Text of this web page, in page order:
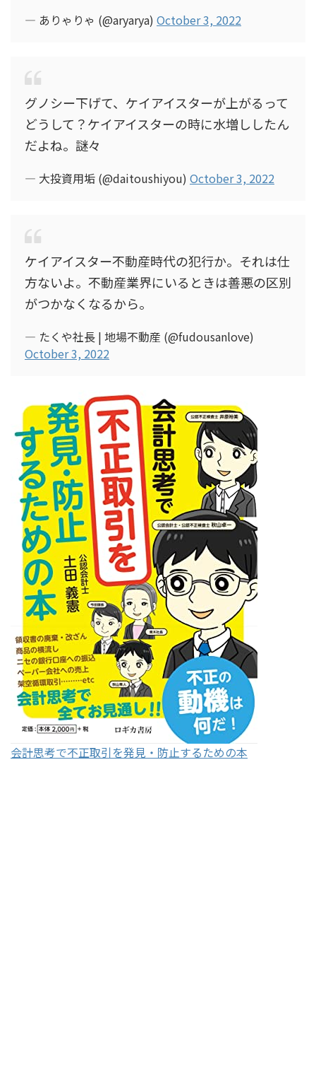
— ありゃりゃ (@aryarya) October 3, 2022
グノシー下げて、ケイアイスターが上がるって
どうして？ケイアイスターの時に水増ししたん
だよね。謎々
— 大投資用垢 (@daitoushiyou) October 3, 2022
ケイアイスター不動産時代の犯行か。それは仕
方ないよ。不動産業界にいるときは善悪の区別
がつかなくなるから。
— たくや社長 | 地場不動産 (@fudousanlove)
October 3, 2022
会計思考で不正取引を発見・防止するための本